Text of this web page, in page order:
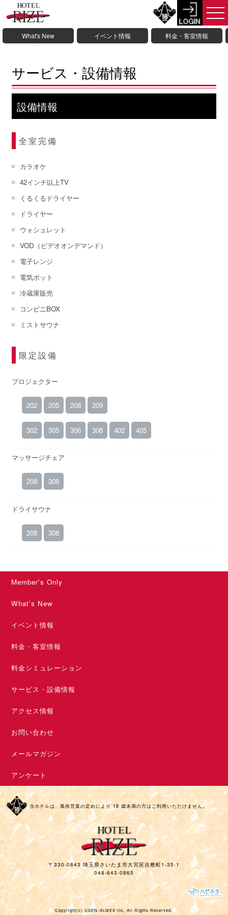
What's New イベント情報 料金・客室情報
サービス・設備情報
設備情報
全室完備
カラオケ
42インチ以上TV
くるくるドライヤー
ドライヤー
ウォシュレット
VOD（ビデオオンデマンド）
電子レンジ
電気ポット
冷蔵庫販売
コンビニBOX
ミストサウナ
限定設備
プロジェクター
202 205 208 209
302 305 306 308 402 405
マッサージチェア
208 308
ドライサウナ
208 308
Member's Only
What's New
イベント情報
料金・客室情報
料金シミュレーション
サービス・設備情報
アクセス情報
お問い合わせ
メールマガジン
アンケート
当ホテルは、風俗営業の定めにより 18 歳未満の方はご利用いただけません。
〒330-0843 埼玉県さいたま市大宮区吉敷町1-35-1
048-643-0865
Copyright(c)USEN-ALMEX inc, All Rights Reserved.